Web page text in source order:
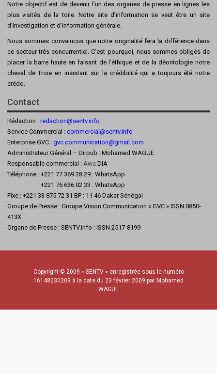
Notre objectif est de devenir l’un des organes de presse en lignes les
plus visités de la toile. Notre site d’information se veut être un site
d’investigation et d’information générale.
Nous sommes convaincus que notre originalité fera la différence dans
ce secteur très concurrentiel. C’est pourquoi, nous sommes obligés de
placer la barre haute en faisant de l’éthique et de la déontologie notre
cheval de Troie en insistant sur la crédibilité qui a toujours été notre
crédo.
Contact
Rédaction : redaction@sentv.info
Service Commercial : commercial@sentv.info
Enterprise GVC : gvc.communication@gmail.com
Administrateur Général – Dirpub : Mohamed WAGUE
Responsable commercial : Awa DIA
Téléphone : +221 77 369 28 29 : WhatsApp
+221 76 636 02 33 : WhatsApp
Fixe : +221 33 875 72 31 BP : 11 46 Dakar Sénégal
Groupe de Presse : Groupe Vision Communication « GVC » ISSN 0850-
413X
Organe de Presse : SENTV.info : ISSN 2517-8199
Copyright © 2009 « SENTV » enregistrée sous le numéro
16148230209 à la date du 23 février 2009 par Mohamed
WAGUE